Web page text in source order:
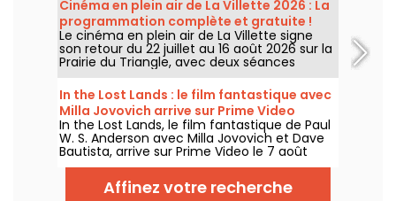
Cinéma en plein air de La Villette 2026 : La
programmation complète et gratuite !
Le cinéma en plein air de La Villette signe
son retour du 22 juillet au 16 août 2026 sur la
Prairie du Triangle, avec deux séances
gratuites par jour, à 18h et 21h. Pour cette
35e édition, le festival met à l’honneur le
thème “L’appel de la forêt”. Découvrez la
programmation complète et gratuite !
In the Lost Lands : le film fantastique avec
Milla Jovovich arrive sur Prime Video
In the Lost Lands, le film fantastique de Paul
W. S. Anderson avec Milla Jovovich et Dave
Bautista, arrive sur Prime Video le 7 août
2026.
Affinez votre recherche